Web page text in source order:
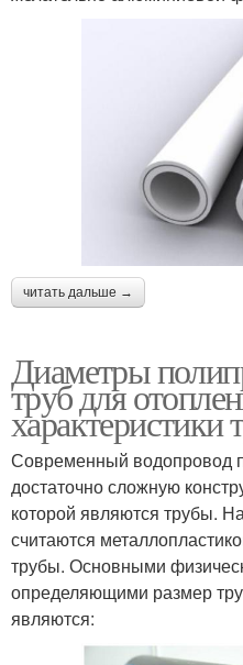
читать дальше →
Диаметры
труб для
характеристики
Современный водопровод
достаточно сложную
которой являются трубы.
считаются
трубы. Основными
определяющими размер
являются: